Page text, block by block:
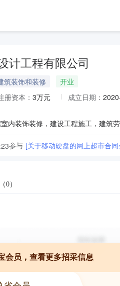
计工程有限公司
筑装饰和装修
开业
册资本： 3万元 成立日期：
参与 [关于移动硬盘的网上超市合
（0）
会员，查看更多招采信息